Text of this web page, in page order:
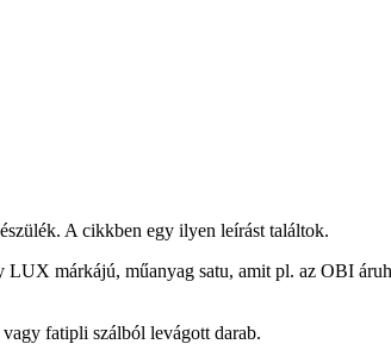
A cikkben egy ilyen leírást találtok.
márkájú, műanyag satu, amit pl. az OBI
fatipli szálból levágott darab.